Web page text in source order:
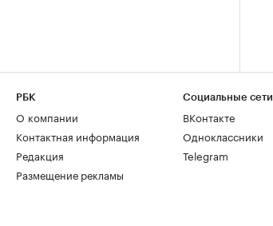
РБК
О компании
Контактная информация
Редакция
Размещение рекламы
Социальные сети
ВКонтакте
Одноклассники
Telegram